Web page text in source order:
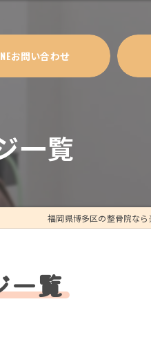
お問い合わせ
一覧
福岡県博多区の整骨院な
一覧